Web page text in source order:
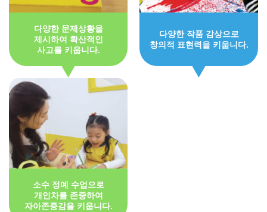
다양한 문제상황을
제시하여 확산적인
사고를 키웁니다.
다양한 작품 감상으로
창의적 표현력을 키웁니다.
소수 정예 수업으로
개인차를 존중하여
자아존중감을 키웁니다.